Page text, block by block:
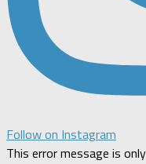
Follow on Instagram
This error message is